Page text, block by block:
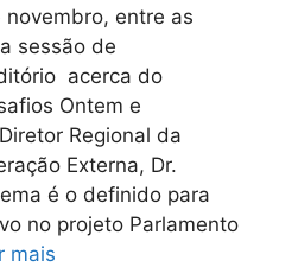
entre as
sessão de
acerca do
Ontem e
Regional da
Externa, Dr.
é o definido para
no projeto Parlamento
mais